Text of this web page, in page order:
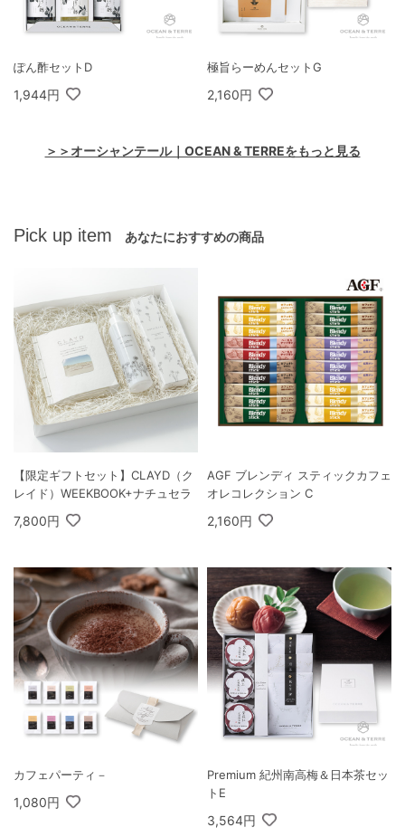
ぽん酢セットD
1,944円
極旨らーめんセットG
2,160円
＞＞オーシャンテール｜OCEAN & TERREをもっと見る
Pick up item あなたにおすすめの商品
【限定ギフトセット】CLAYD（ク
レイド）WEEKBOOK+ナチュセラ
7,800円
AGF ブレンディ スティックカフェ
オレコレクション C
2,160円
カフェパーティ－
1,080円
Premium 紀州南高梅＆日本茶セッ
トE
3,564円